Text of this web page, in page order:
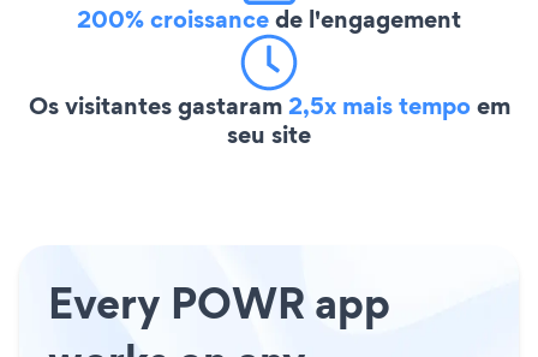
200% croissancede l'engagement
Os visitantes gastaram2,5x mais tempoem
seu site
Every POWR app